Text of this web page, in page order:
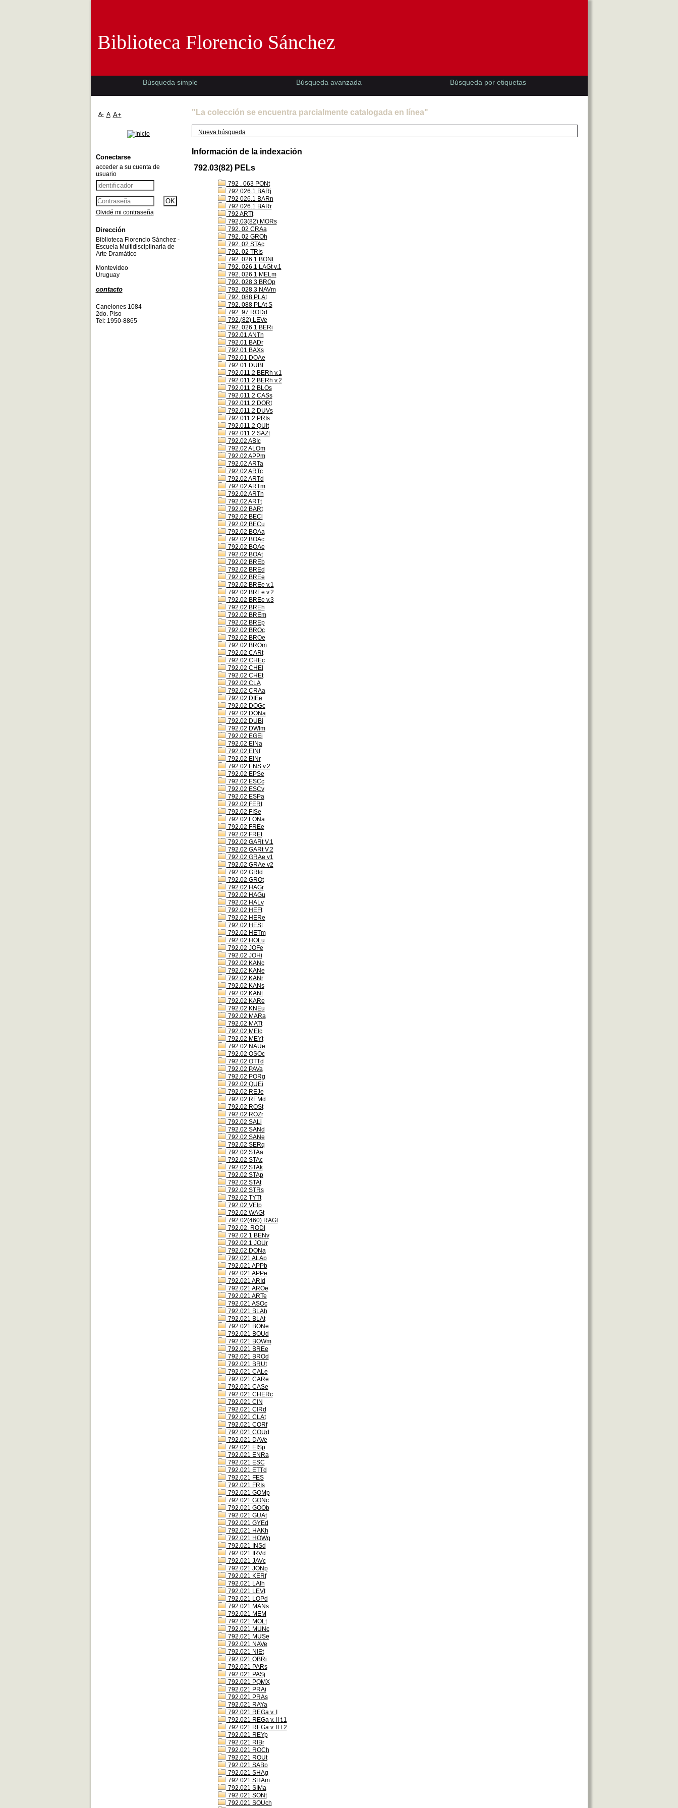
"La colección se encuentra parcialmente catalogada en línea"
Nueva búsqueda
Información de la indexación
792.03(82) PELs
792 . 063 PONt
792 026.1 BARj
792 026.1 BARn
792 026.1 BARr
792 ARTt
792,03(82) MORs
792. 02 CRAa
792. 02 GROh
792. 02 STAc
792. 02 TRIs
792. 026.1 BONt
792. 026.1 LAGt v.1
792. 026.1 MELm
792. 028.3 BROp
792. 028.3 NAVm
792. 088 PLAt
792. 088 PLAt S
792. 97 RODd
792.(82) LEVe
792..026.1 BERi
792.01 ANTn
792.01 BADr
792.01 BAXs
792.01 DOAe
792.01 DUBf
792.011.2 BERh v.1
792.011.2 BERh v.2
792.011.2 BLOs
792.011.2 CASs
792.011.2 DORt
792.011.2 DUVs
792.011.2 PRIs
792.011.2 QUIt
792.011.2 SAZt
792.02 ABIc
792.02 ALOm
792.02 APPm
792.02 ARTa
792.02 ARTc
792.02 ARTd
792.02 ARTm
792.02 ARTn
792.02 ARTt
792.02 BARt
792.02 BECl
792.02 BECu
792.02 BOAa
792.02 BOAc
792.02 BOAe
792.02 BOAt
792.02 BREb
792.02 BREd
792.02 BREe
792.02 BREe v.1
792.02 BREe v.2
792.02 BREe v.3
792.02 BREh
792.02 BREm
792.02 BREp
792.02 BROc
792.02 BROe
792.02 BROm
792.02 CARt
792.02 CHEc
792.02 CHEl
792.02 CHEt
792.02 CLA
792.02 CRAa
792.02 DIEe
792.02 DOGc
792.02 DONa
792.02 DUBi
792.02 DWIm
792.02 EGEi
792.02 EINa
792.02 EINf
792.02 EINr
792.02 ENS v.2
792.02 EPSe
792.02 ESCc
792.02 ESCv
792.02 ESPa
792.02 FERt
792.02 FISe
792.02 FONa
792.02 FREe
792.02 FREt
792.02 GARt V.1
792.02 GARt V.2
792.02 GRAe v1
792.02 GRAe v2
792.02 GRId
792.02 GROt
792.02 HAGr
792.02 HAGu
792.02 HALv
792.02 HEFt
792.02 HERe
792.02 HESt
792.02 HETm
792.02 HOLu
792.02 JOFe
792.02 JOHi
792.02 KANc
792.02 KANe
792.02 KANr
792.02 KANs
792.02 KANt
792.02 KARe
792.02 KNEu
792.02 MARa
792.02 MATt
792.02 MEIc
792.02 MEYt
792.02 NAUe
792.02 OSOc
792.02 OTTd
792.02 PAVa
792.02 PORg
792.02 QUEi
792.02 REJe
792.02 REMd
792.02 ROSt
792.02 ROZr
792.02 SALi
792.02 SANd
792.02 SANe
792.02 SERq
792.02 STAa
792.02 STAc
792.02 STAk
792.02 STAp
792.02 STAt
792.02 STRs
792.02 TYTt
792.02 VEIp
792.02 WAGt
792.02(460) RAGt
792.02. RODl
792.02.1 BENv
792.02.1 JOUr
792.02.DONa
792.021 ALAp
792.021 APPb
792.021 APPe
792.021 ARId
792.021 AROe
792.021 ARTe
792.021 ASOc
792.021 BLAh
792.021 BLAt
792.021 BONe
792.021 BOUd
792.021 BOWm
792.021 BREe
792.021 BROd
792.021 BRUt
792.021 CALe
792.021 CARe
792.021 CASe
792.021 CHERc
792.021 CIN
792.021 CIRd
792.021 CLAt
792.021 CORf
792.021 COUd
792.021 DAVe
792.021 EISp
792.021 ENRa
792.021 ESC
792.021 ETTd
792.021 FES
792.021 FRIs
792.021 GOMp
792.021 GONc
792.021 GOOb
792.021 GUAt
792.021 GYEd
792.021 HAKh
792.021 HOWq
792.021 INSd
792.021 IRVd
792.021 JAVc
792.021 JONp
792.021 KERf
792.021 LAIh
792.021 LEVt
792.021 LOPd
792.021 MANs
792.021 MEM
792.021 MOLt
792.021 MUNc
792.021 MUSe
792.021 NAVe
792.021 NIEt
792.021 OBRi
792.021 PARs
792.021 PASj
792.021 PQMX
792.021 PRAi
792.021 PRAs
792.021 RAYa
792.021 REGa v. I
792.021 REGa v. II t.1
792.021 REGa v. II t.2
792.021 REYp
792.021 RIBr
792.021 ROCh
792.021 ROUt
792.021 SABp
792.021 SHAg
792.021 SHAm
792.021 SIMa
792.021 SONt
792.021 SOUch
Biblioteca Florencio Sánchez
Búsqueda simple Búsqueda avanzada Búsqueda por etiquetas
A- A A+
Conectarse
acceder a su cuenta de
usuario
Olvidé mi contraseña
Dirección
Biblioteca Florencio Sànchez -
Escuela Multidisciplinaria de
Arte Dramàtico
Montevideo
Uruguay
contacto
Canelones 1084
2do. Piso
Tel: 1950-8865